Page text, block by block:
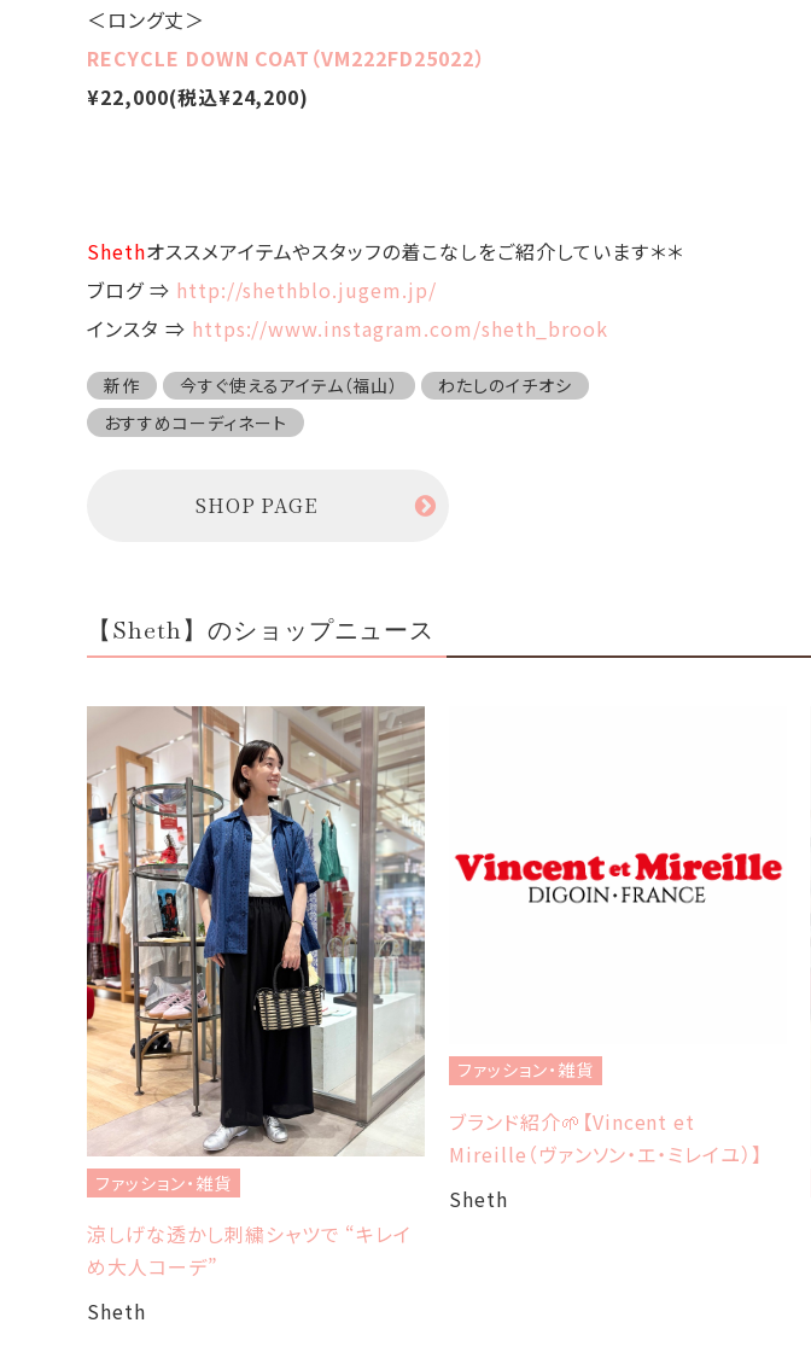
＜ロング丈＞
RECYCLE DOWN COAT（VM222FD25022）
¥22,000(税込¥24,200)
Shethオススメアイテムやスタッフの着こなしをご紹介しています＊＊
ブログ ⇒ http://shethblo.jugem.jp/
インスタ ⇒ https://www.instagram.com/sheth_brook
新作 今すぐ使えるアイテム（福山）
わたしのイチオシ
おすすめコーディネート
SHOP PAGE
【Sheth】のショップニュース
ファッション・雑貨
涼しげな透かし刺繍シャツで “キレイ
め大人コーデ”
Sheth
ファッション・雑貨
ブランド紹介🌱【Vincent et
Mireille（ヴァンソン・エ・ミレイユ）】
Sheth